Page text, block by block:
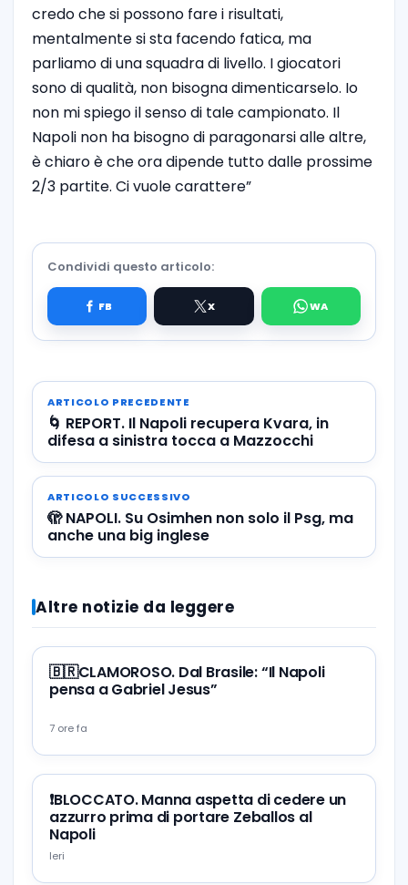
credo che si possono fare i risultati,
mentalmente si sta facendo fatica, ma
parliamo di una squadra di livello. I giocatori
sono di qualità, non bisogna dimenticarselo. Io
non mi spiego il senso di tale campionato. Il
Napoli non ha bisogno di paragonarsi alle altre,
è chiaro è che ora dipende tutto dalle prossime
2/3 partite. Ci vuole carattere”
Condividi questo articolo:
ARTICOLO PRECEDENTE
🌀 REPORT. Il Napoli recupera Kvara, in
difesa a sinistra tocca a Mazzocchi
ARTICOLO SUCCESSIVO
🫣 NAPOLI. Su Osimhen non solo il Psg, ma
anche una big inglese
Altre notizie da leggere
🇧🇷CLAMOROSO. Dal Brasile: “Il Napoli
pensa a Gabriel Jesus”
7 ore fa
❗️BLOCCATO. Manna aspetta di cedere un
azzurro prima di portare Zeballos al
Napoli
Ieri